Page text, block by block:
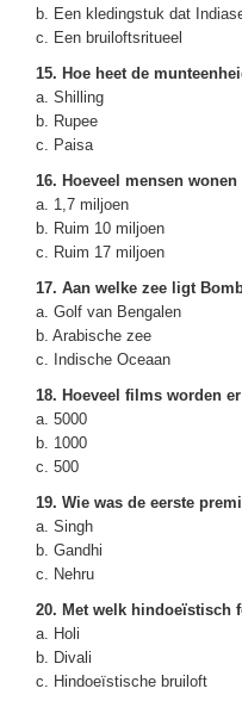
b. Een kledingstuk dat
c. Een bruiloftsritueel
15. Hoe heet de
a. Shilling
b. Rupee
c. Paisa
16. Hoeveel mensen
a. 1,7 miljoen
b. Ruim 10 miljoen
c. Ruim 17 miljoen
17. Aan welke zee ligt
a. Golf van Bengalen
b. Arabische zee
c. Indische Oceaan
18. Hoeveel films worden
a. 5000
b. 1000
c. 500
19. Wie was de eerste
a. Singh
b. Gandhi
c. Nehru
20. Met welk hindoeïstisch
a. Holi
b. Divali
c. Hindoeïstische bruiloft